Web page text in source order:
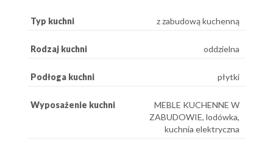
Typ kuchni z zabudową kuchenną
Rodzaj kuchni oddzielna
Podłoga kuchni płytki
Wyposażenie kuchni
MEBLE KUCHENNE W
ZABUDOWIE, lodówka,
kuchnia elektryczna